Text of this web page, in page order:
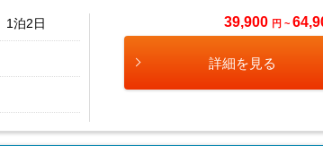
1泊2日 39,900 円 ~
詳細を見る